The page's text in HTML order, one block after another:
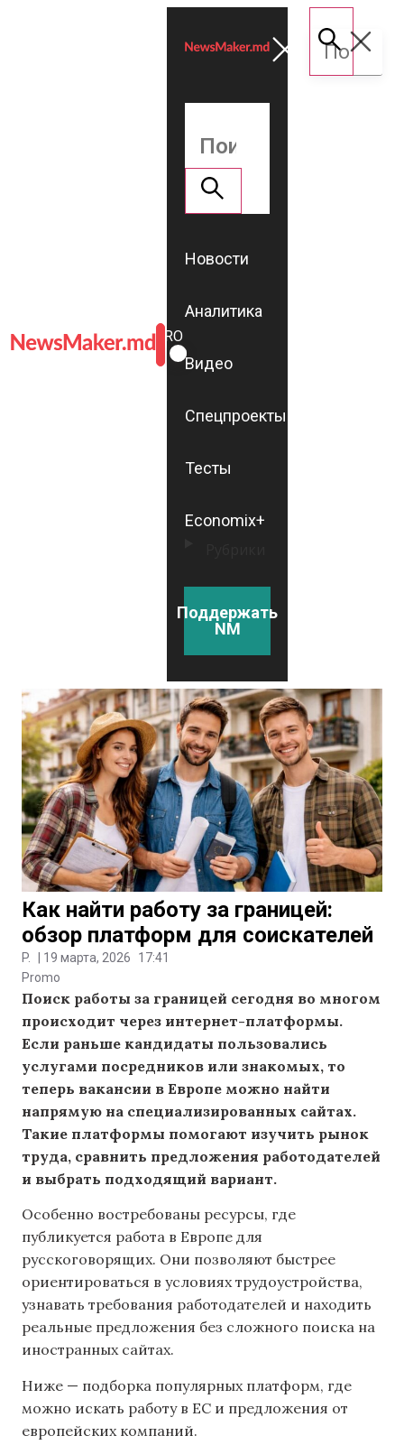
ROMÂNĂ
RU
Новости
Аналитика
Видео
Спецпроекты
Тесты
Economix+
Поддержать
NM
Как найти работу за границей:
обзор платформ для соискателей
P. 19 марта, 2026
17:41
Promo
Поиск работы за границей сегодня во многом
происходит через интернет-платформы.
Если раньше кандидаты пользовались
услугами посредников или знакомых, то
теперь вакансии в Европе можно найти
напрямую на специализированных сайтах.
Такие платформы помогают изучить рынок
труда, сравнить предложения работодателей
и выбрать подходящий вариант.
Особенно востребованы ресурсы, где
публикуется работа в Европе для
русскоговорящих. Они позволяют быстрее
ориентироваться в условиях трудоустройства,
узнавать требования работодателей и находить
реальные предложения без сложного поиска на
иностранных сайтах.
Ниже — подборка популярных платформ, где
можно искать работу в ЕС и предложения от
европейских компаний.